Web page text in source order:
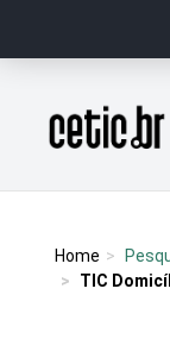
Página inicial
Home
TIC